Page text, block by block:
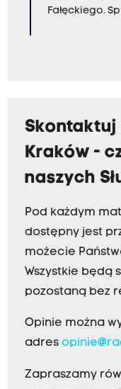
Fałęckiego.
Skontaktuj
Kraków -
naszych
Pod każdym
dostępny jest
możecie
Wszystkie będą
pozostaną bez
Opinie można
adres
Zapraszamy